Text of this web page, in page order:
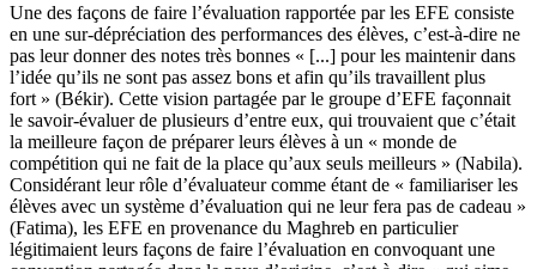
Une des façons de faire l’évaluation rapportée par les EFE consiste
en une sur-dépréciation des performances des élèves, c’est-à-dire ne
pas leur donner des notes très bonnes « [...] pour les maintenir dans
l’idée qu’ils ne sont pas assez bons et afin qu’ils travaillent plus
fort » (Békir). Cette vision partagée par le groupe d’EFE façonnait
le savoir-évaluer de plusieurs d’entre eux, qui trouvaient que c’était
la meilleure façon de préparer leurs élèves à un « monde de
compétition qui ne fait de la place qu’aux seuls meilleurs » (Nabila).
Considérant leur rôle d’évaluateur comme étant de « familiariser les
élèves avec un système d’évaluation qui ne leur fera pas de cadeau »
(Fatima), les EFE en provenance du Maghreb en particulier
légitimaient leurs façons de faire l’évaluation en convoquant une